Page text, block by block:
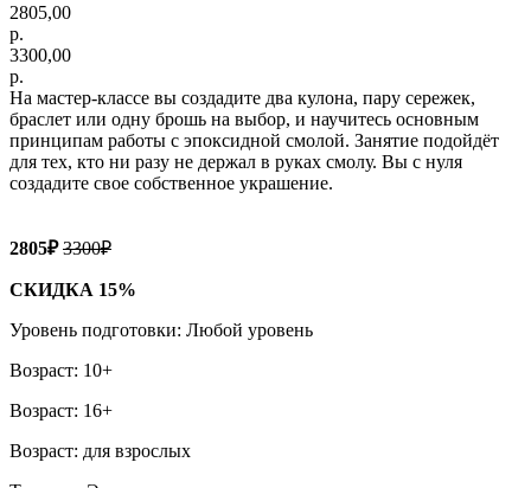
2805,00
р.
3300,00
р.
На мастер-классе вы создадите два кулона, пару сережек,
браслет или одну брошь на выбор, и научитесь основным
принципам работы с эпоксидной смолой. Занятие подойдёт
для тех, кто ни разу не держал в руках смолу. Вы с нуля
создадите свое собственное украшение.
2805₽3300₽
СКИДКА 15%
Уровень подготовки: Любой уровень
Возраст: 10+
Возраст: 16+
Возраст: для взрослых